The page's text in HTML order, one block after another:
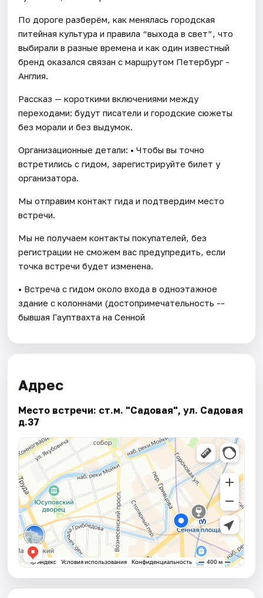
По дороге разберём, как менялась городская
питейная культура и правила “выхода в свет”, что
выбирали в разные времена и как один известный
бренд оказался связан с маршрутом Петербург -
Англия.
Рассказ — короткими включениями между
переходами: будут писатели и городские сюжеты
без морали и без выдумок.
Организационные детали: • Чтобы вы точно
встретились с гидом, зарегистрируйте билет у
организатора.
Мы отправим контакт гида и подтвердим место
встречи.
Мы не получаем контакты покупателей, без
регистрации не сможем вас предупредить, если
точка встречи будет изменена.
• Встреча с гидом около входа в одноэтажное
здание с колоннами (достопримечательность --
бывшая Гауптвахта на Сенной
Адрес
Место встречи: ст.м. "Садовая", ул. Садовая
д.37